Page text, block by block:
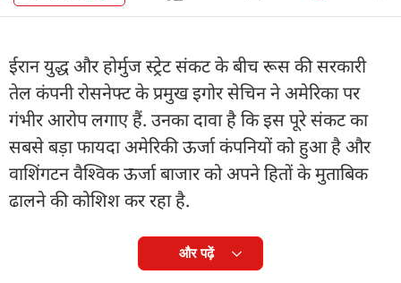
ईरान युद्ध और होर्मुज स्ट्रेट संकट के बीच रूस की सरकारी
तेल कंपनी रोसनेफ्ट के प्रमुख इगोर सेचिन ने अमेरिका पर
गंभीर आरोप लगाए हैं. उनका दावा है कि इस पूरे संकट का
सबसे बड़ा फायदा अमेरिकी ऊर्जा कंपनियों को हुआ है और
वाशिंगटन वैश्विक ऊर्जा बाजार को अपने हितों के मुताबिक
ढालने की कोशिश कर रहा है.
और पढ़ें